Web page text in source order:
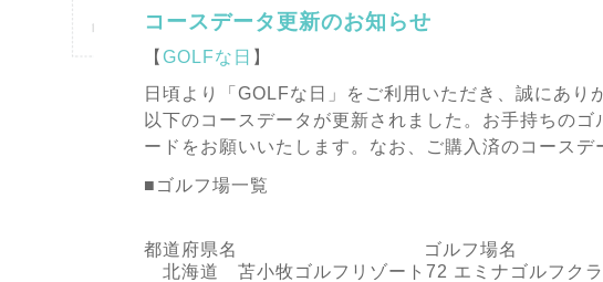
コースデータ更新のお知らせ
【 GOLFな日 】
日頃より「GOLFな日」をご利用いただき、誠にあり
以下のコースデータが更新されました。お手持ちの
ードをお願いいたします。なお、ご購入済のコースデ
■ゴルフ場一覧
都道府県名
ゴルフ場名
北海道
苫小牧ゴルフリゾート72 エミナゴルフク